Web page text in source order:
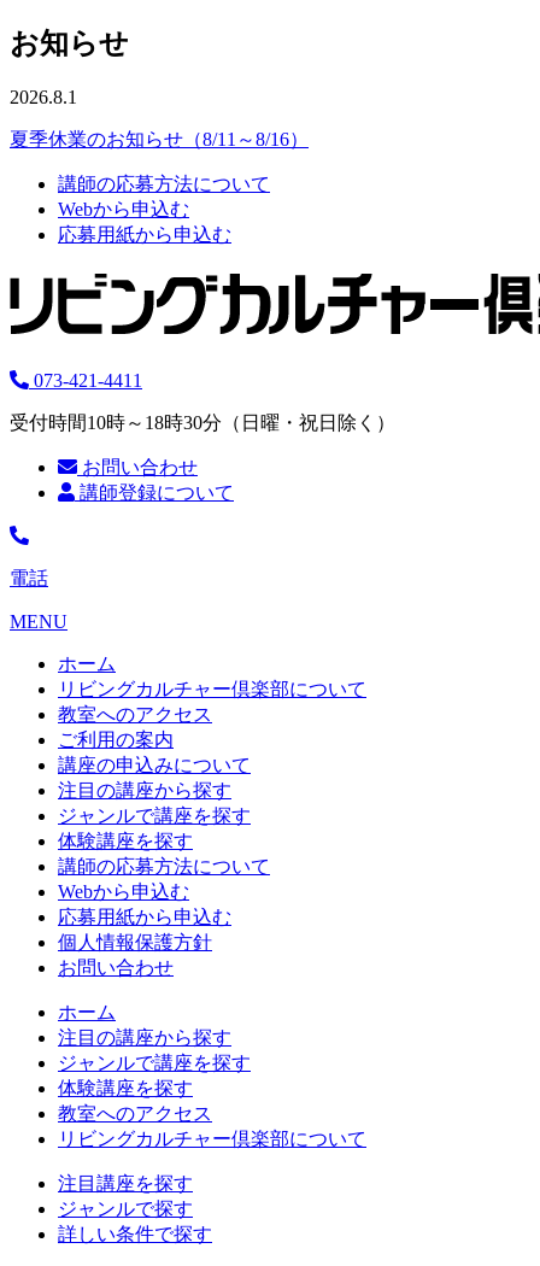
お知らせ
2026.8.1
夏季休業のお知らせ（8/11～8/16）
講師の応募方法について
Webから申込む
応募用紙から申込む
073-421-4411
受付時間10時～18時30分（日曜・祝日除く）
お問い合わせ
講師登録について
電話
MENU
ホーム
リビングカルチャー倶楽部について
教室へのアクセス
ご利用の案内
講座の申込みについて
注目の講座から探す
ジャンルで講座を探す
体験講座を探す
講師の応募方法について
Webから申込む
応募用紙から申込む
個人情報保護方針
お問い合わせ
ホーム
注目の講座から探す
ジャンルで講座を探す
体験講座を探す
教室へのアクセス
リビングカルチャー倶楽部について
注目講座を探す
ジャンルで探す
詳しい条件で探す